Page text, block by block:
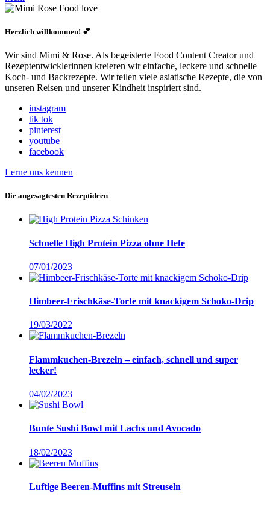
Herzlich willkommen! 💕
Wir sind Mimi & Rose. Als begeisterte Food Content Creator und
Rezeptentwicklerinnen kreieren wir einfache, leckere und schnelle
Koch- und Backrezepte. Wir teilen viele asiatische Rezepte, die von
unseren Reisen und unserer Kindheit inspiriert sind.
instagram
tik tok
pinterest
youtube
facebook
Lerne uns kennen
Die angesagtesten Rezeptideen
Schnelle High Protein Pizza ohne Hefe
07/01/2023
Himbeer-Frischkäse-Torte mit knackigem Schoko-Drip
19/03/2022
Flammkuchen-Brezeln – einfach, schnell und super
lecker!
04/02/2023
Bunte Sushi Bowl mit Lachs und Avocado
18/02/2023
Luftige Beeren-Muffins mit Streuseln